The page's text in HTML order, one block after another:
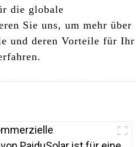
die globale
Sie uns, um mehr über
und deren Vorteile für Ihr